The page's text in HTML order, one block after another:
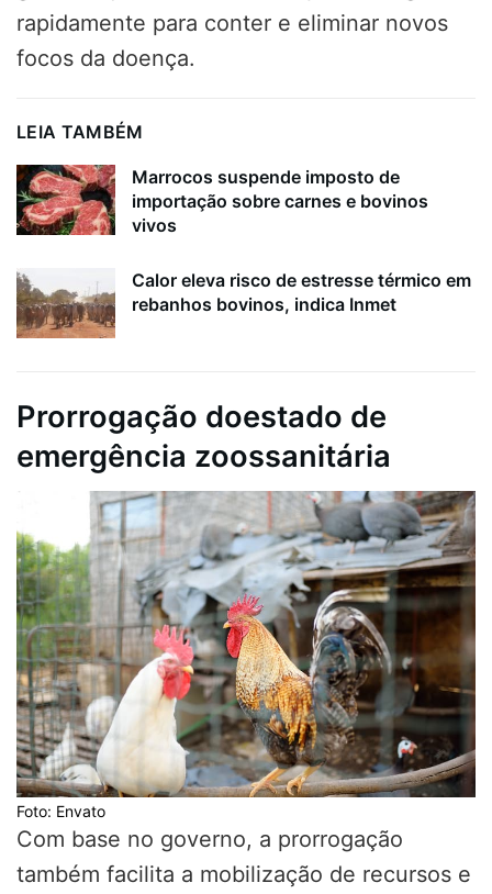
rapidamente para conter e eliminar novos
focos da doença.
LEIA TAMBÉM
Marrocos suspende imposto de
importação sobre carnes e bovinos
vivos
Calor eleva risco de estresse térmico em
rebanhos bovinos, indica Inmet
Prorrogação doestado de
emergência zoossanitária
Foto: Envato
Com base no governo, a prorrogação
também facilita a mobilização de recursos e